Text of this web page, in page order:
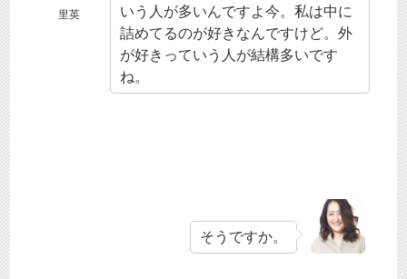
里英
いう人が多いんですよ今。私は中に
詰めてるのが好きなんですけど。外
が好きっていう人が結構多いです
ね。
そうですか。